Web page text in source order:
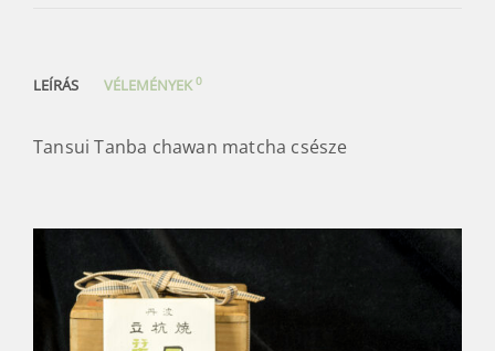
LEÍRÁS VÉLEMÉNYEK0
Tansui Tanba chawan matcha csésze